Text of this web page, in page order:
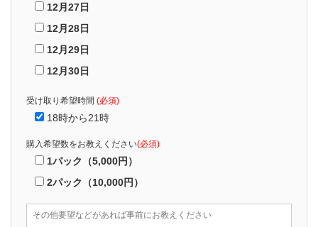
12月27日
12月28日
12月29日
12月30日
受け取り希望時間 (必須)
18時から21時
購入希望数をお教えください(必須)
1パック（5,000円）
2パック（10,000円）